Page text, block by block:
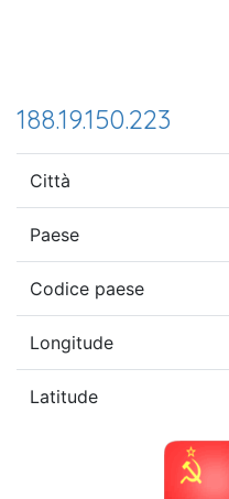
188.19.150.223
Città
Paese
Codice paese
Longitude
Latitude